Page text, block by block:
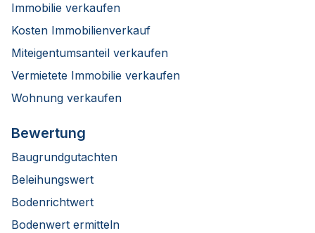
Immobilie verkaufen
Kosten Immobilienverkauf
Miteigentumsanteil verkaufen
Vermietete Immobilie verkaufen
Wohnung verkaufen
Bewertung
Baugrundgutachten
Beleihungswert
Bodenrichtwert
Bodenwert ermitteln